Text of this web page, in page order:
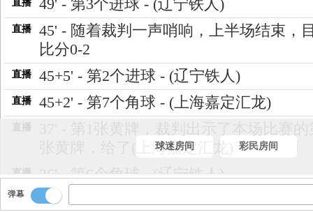
直播 49' - 第3个进球 - (辽宁铁人)
直播
45' - 随着裁判一声哨响，上半场结束，
比分0-2
直播 45+5' - 第2个进球 - (辽宁铁人)
直播 45+2' - 第7个角球 - (上海嘉定汇龙)
直播
张黄牌，给了(上海嘉定汇龙)
直播 36' - 第6个角球 - (辽宁铁人)
直播 35' - 第5个角球 - (上海嘉定汇龙)
球迷房间 彩民房间
弹幕